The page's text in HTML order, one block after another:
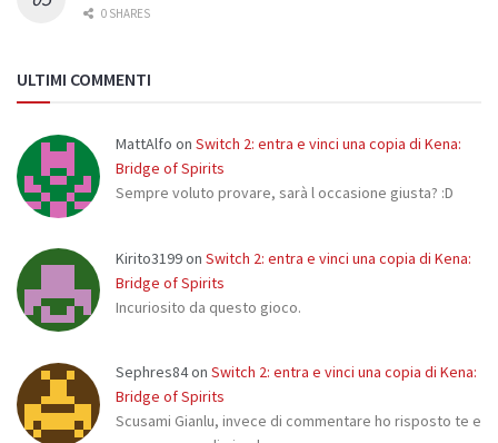
0 SHARES
ULTIMI COMMENTI
MattAlfo on Switch 2: entra e vinci una copia di Kena:
Bridge of Spirits
Sempre voluto provare, sarà l occasione giusta? :D
Kirito3199on Switch 2: entra e vinci una copia di Kena:
Bridge of Spirits
Incuriosito da questo gioco.
Sephres84on Switch 2: entra e vinci una copia di Kena:
Bridge of Spirits
Scusami Gianlu, invece di commentare ho risposto te e